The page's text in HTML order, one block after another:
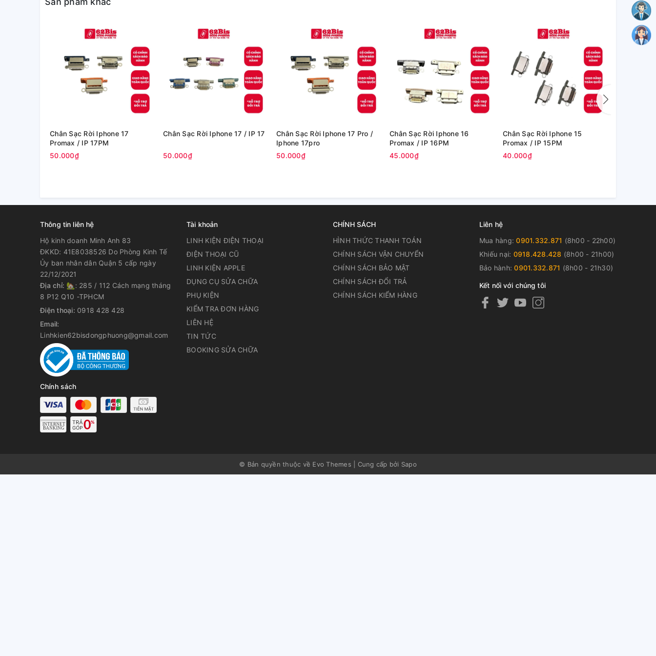
Chân Sạc Rời Iphone 17
Promax / IP 17PM
50.000₫
Chân Sạc Rời Iphone 17 / IP 17
50.000₫
Chân Sạc Rời Iphone 17 Pro /
Iphone 17pro
50.000₫
Chân Sạc Rời Iphone 16
Promax / IP 16PM
45.000₫
Chân Sạc Rời Iphone 15
Promax / IP 15PM
40.000₫
Thông tin liên hệ
Hộ kinh doanh Minh Anh 83
ĐKKD: 41E8038526 Do Phòng Kinh Tế
Ủy ban nhân dân Quận 5 cấp ngày
22/12/2021
Địa chỉ: 🏡: 285 / 112 Cách mạng tháng
8 P12 Q10 -TPHCM
Điện thoại: 0918 428 428
Email:
Linhkien62bisdongphuong@gmail.com
Chính sách
Tài khoản
LINH KIỆN ĐIỆN THOẠI
ĐIỆN THOẠI CŨ
LINH KIỆN APPLE
DỤNG CỤ SỬA CHỮA
PHỤ KIỆN
KIỂM TRA ĐƠN HÀNG
LIÊN HỆ
TIN TỨC
BOOKING SỬA CHỮA
CHÍNH SÁCH
HÌNH THỨC THANH TOÁN
CHÍNH SÁCH VẬN CHUYỂN
CHÍNH SÁCH BẢO MẬT
CHÍNH SÁCH ĐỔI TRẢ
CHÍNH SÁCH KIỂM HÀNG
Liên hệ
Mua hàng:0901.332.871 (8h00 - 22h00)
Khiếu nại: 0918.428.428 (8h00 - 21h00)
Bảo hành:0901.332.871 (8h00 - 21h30)
Kết nối với chúng tôi
© Bản quyền thuộc về Evo Themes Cung cấp bởi Sapo